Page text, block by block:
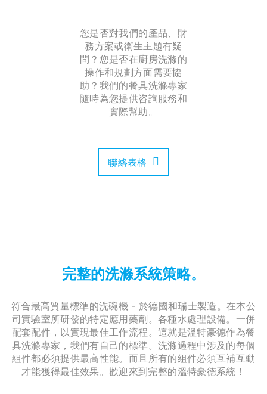
您是否對我們的產品、財
務方案或衛生主題有疑
問？您是否在廚房洗滌的
操作和規劃方面需要協
助？我們的餐具洗滌專家
隨時為您提供咨詢服務和
實際幫助。
聯絡表格
完整的洗滌系統策略。
符合最高質量標準的洗碗機 - 於德國和瑞士製造。在本公
司實驗室所研發的特定應用藥劑。各種水處理設備。一併
配套配件，以實現最佳工作流程。這就是溫特豪德作為餐
具洗滌專家，我們有自己的標準。洗滌過程中涉及的每個
組件都必須提供最高性能。而且所有的組件必須互補互動
才能獲得最佳效果。歡迎來到完整的溫特豪德系統！